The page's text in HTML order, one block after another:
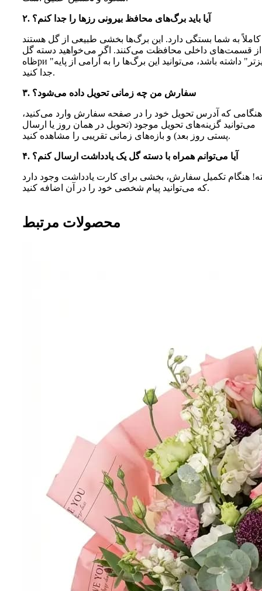
۲. آیا باید برگ‌های محافظ بیرونی رزها را جدا کنم؟
کاملاً به شما بستگی دارد. این برگ‌ها بخشی طبیعی از گل هستند
قسمت‌های داخلی محافظت می‌کنند. اگر می‌خواهید دسته گل
ظاهри "تمیزتر" داشته باشد، می‌توانید این برگ‌ها را به آرامی از پایه
جدا کنید.
۳. سفارش من چه زمانی تحویل داده می‌شود؟
هنگامی که آدرس تحویل خود را در صفحه سفارش وارد می‌کنید،
می‌توانید گزینه‌های تحویل موجود (تحویل در همان روز یا ارسال
پستی روز بعد) و بازه‌های زمانی تقریبی را مشاهده کنید.
۴. آیا می‌توانم همراه با دسته گل یک یادداشت ارسال کنم؟
هنگام تکمیل سفارش، بخشی برای کارت یادداشت وجود دارد
که می‌توانید پیام شخصی خود را در آن اضافه کنید.
محصولات مرتبط